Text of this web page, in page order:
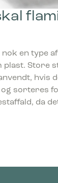
der ændrer den
F.eks. dit
i.
ved at
en type
plast. Store
hvis
sorteres
da